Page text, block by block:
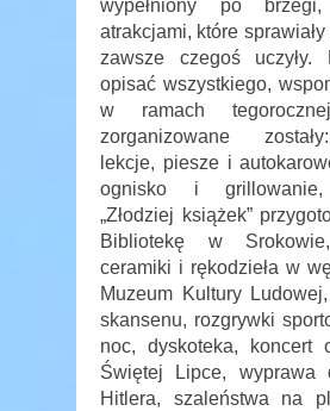
wypełniony po
atrakcjami, które
zawsze czegoś uczyły.
opisać wszystkiego,
w ramach
zorganizowane
lekcje, piesze i
ognisko i grillowanie,
„Złodziej książek”
Bibliotekę w
ceramiki i rękodzieła w
Muzeum Kultury
skansenu, rozgrywki
noc, dyskoteka, koncert
Świętej Lipce, wyprawa
Hitlera, szaleństwa na